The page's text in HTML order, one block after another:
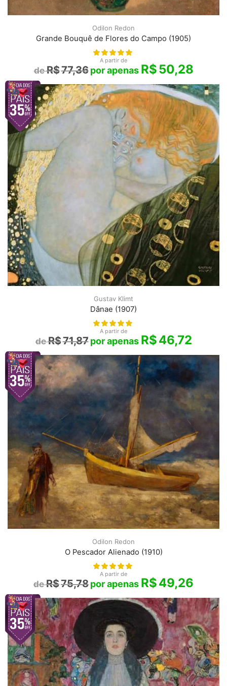
Odilon Redon
Grande Bouquê de Flores do Campo (1905)
A partir de
R$77,36 R$50,28
Gustav Klimt
Dânae (1907)
A partir de
R$71,87 R$46,72
Odilon Redon
O Pescador Alienado (1910)
A partir de
R$75,78 R$49,26